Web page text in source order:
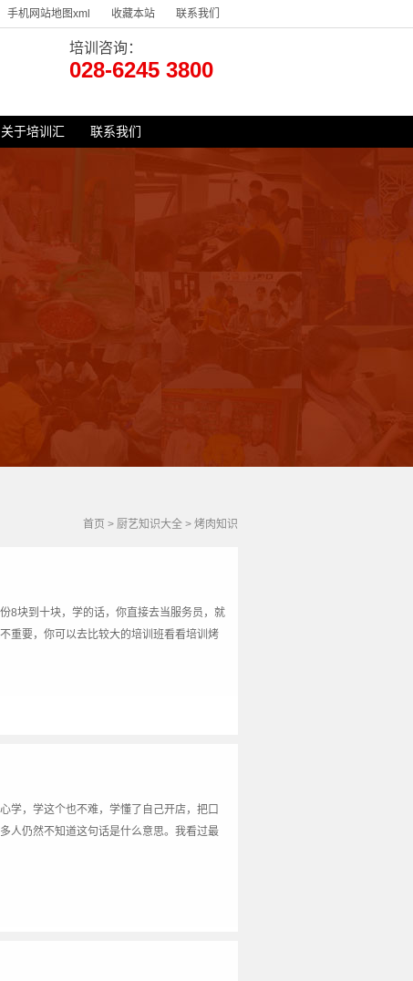
手机网站地图xml 收藏本站 联系我们
培训咨询：
028-6245 3800
关于培训汇 联系我们
首页 > 厨艺知识大全 > 烤肉知识
8块到十块，学的话，你直接去当服务员，就
重要，你可以去比较大的培训班看看培训烤
学，学这个也不难，学懂了自己开店，把口
人仍然不知道这句话是什么意思。我看过最